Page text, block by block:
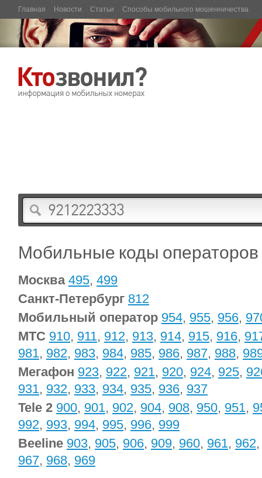
Главная Новости Статьи Способы мобильного мошенничества
Мобильные коды операторов
Москва 495, 499
Санкт-Петербург 812
Мобильный оператор 954, 955, 956,
МТС 910, 911, 912, 913, 914, 915, 916,
981, 982, 983, 984, 985, 986, 987, 988,
Мегафон 923, 922, 921, 920, 924, 925,
931, 932, 933, 934, 935, 936, 937
Tele 2 900, 901, 902, 904, 908, 950, 951,
992, 993, 994, 995, 996, 999
Beeline 903, 905, 906, 909, 960, 961, 962
967, 968, 969